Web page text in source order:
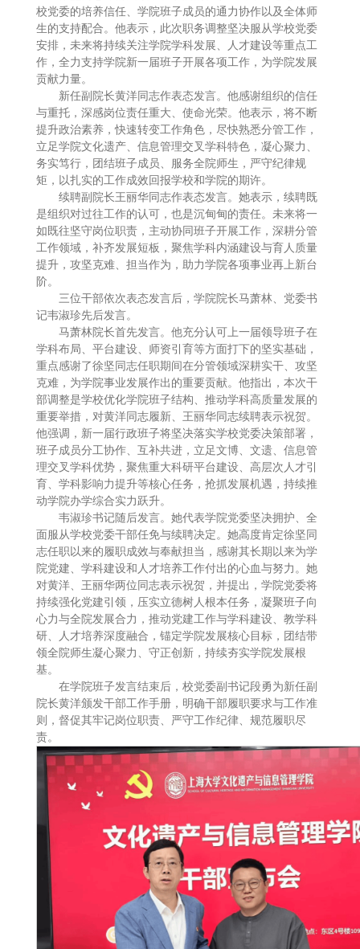
校党委的培养信任、学院班子成员的通力协作以及全体师
生的支持配合。他表示，此次职务调整坚决服从学校党委
安排，未来将持续关注学院学科发展、人才建设等重点工
作，全力支持学院新一届班子开展各项工作，为学院发展
贡献力量。
新任副院长黄洋同志作表态发言。他感谢组织的信任
与重托，深感岗位责任重大、使命光荣。他表示，将不断
提升政治素养，快速转变工作角色，尽快熟悉分管工作，
立足学院文化遗产、信息管理交叉学科特色，凝心聚力、
务实笃行，团结班子成员、服务全院师生，严守纪律规
矩，以扎实的工作成效回报学校和学院的期许。
续聘副院长王丽华同志作表态发言。她表示，续聘既
是组织对过往工作的认可，也是沉甸甸的责任。未来将一
如既往坚守岗位职责，主动协同班子开展工作，深耕分管
工作领域，补齐发展短板，聚焦学科内涵建设与育人质量
提升，攻坚克难、担当作为，助力学院各项事业再上新台
阶。
三位干部依次表态发言后，学院院长马萧林、党委书
记韦淑珍先后发言。
马萧林院长首先发言。他充分认可上一届领导班子在
学科布局、平台建设、师资引育等方面打下的坚实基础，
重点感谢了徐坚同志任职期间在分管领域深耕实干、攻坚
克难，为学院事业发展作出的重要贡献。他指出，本次干
部调整是学校优化学院班子结构、推动学科高质量发展的
重要举措，对黄洋同志履新、王丽华同志续聘表示祝贺。
他强调，新一届行政班子将坚决落实学校党委决策部署，
班子成员分工协作、互补共进，立足文博、文遗、信息管
理交叉学科优势，聚焦重大科研平台建设、高层次人才引
育、学科影响力提升等核心任务，抢抓发展机遇，持续推
动学院办学综合实力跃升。
韦淑珍书记随后发言。她代表学院党委坚决拥护、全
面服从学校党委干部任免与续聘决定。她高度肯定徐坚同
志任职以来的履职成效与奉献担当，感谢其长期以来为学
院党建、学科建设和人才培养工作付出的心血与努力。她
对黄洋、王丽华两位同志表示祝贺，并提出，学院党委将
持续强化党建引领，压实立德树人根本任务，凝聚班子向
心力与全院发展合力，推动党建工作与学科建设、教学科
研、人才培养深度融合，锚定学院发展核心目标，团结带
领全院师生凝心聚力、守正创新，持续夯实学院发展根
基。
在学院班子发言结束后，校党委副书记段勇为新任副
院长黄洋颁发干部工作手册，明确干部履职要求与工作准
则，督促其牢记岗位职责、严守工作纪律、规范履职尽
责。